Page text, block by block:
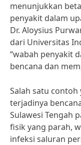
menunjukkan
penyakit dalam
Dr. Aloysius
dari Universitas
“wabah penyakit
bencana dan
Salah satu
terjadinya
Sulawesi Tengah
fisik yang parah,
infeksi saluran